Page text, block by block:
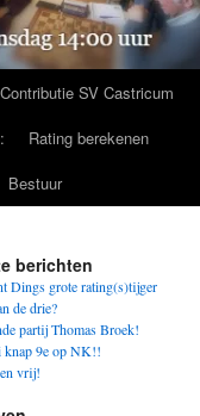
Contributie SV Castricum
Rating berekenen
Bestuur
berichten
Dings grote rating(s)tijger
de drie?
partij Thomas Broek!
knap 9e op NK!!
vrij!